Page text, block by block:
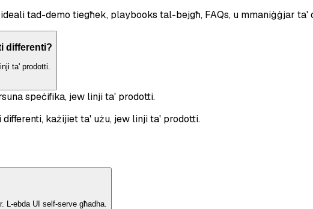
tad-demo tiegħek, playbooks tal-bejgħ, FAQs, u mmaniġġjar
differenti?
ta' prodotti.
speċifika, jew linji ta' prodotti.
każijiet ta' użu, jew linji ta' prodotti.
L-ebda UI self-serve għadha.